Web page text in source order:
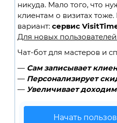
никуда. Мало того, что
клиентам о визитах
вариант: сервис
Для новых пользователей
Чат-бот для мастеров и
— Сам записывает
— Персонализирует
— Увеличивает
Начать